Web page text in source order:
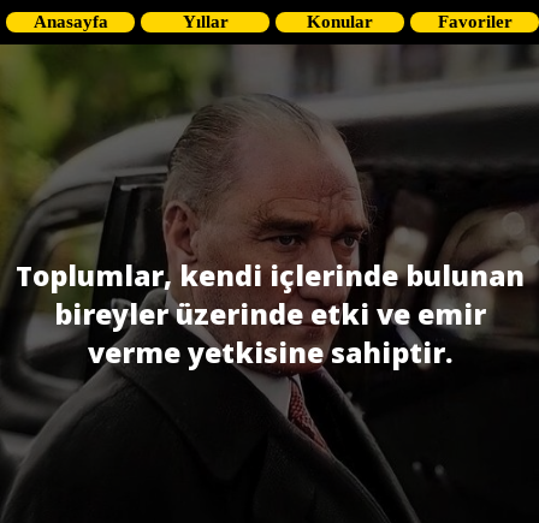
Anasayfa Yıllar Konular Favoriler
Toplumlar, kendi içlerinde bulunan
bireyler üzerinde etki ve emir
verme yetkisine sahiptir.